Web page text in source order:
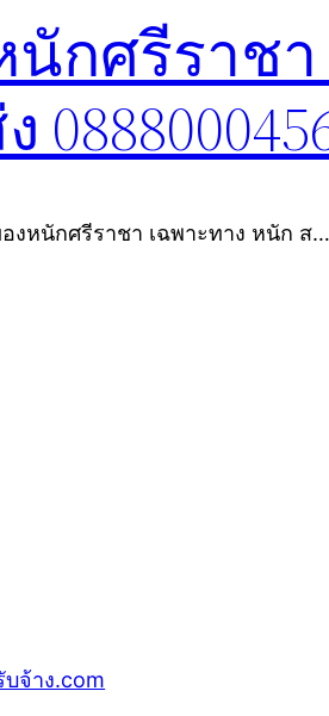
นักศรีราช
งหนักศรีราชา เฉพาะทาง หนัก ส…
บจ้าง.com